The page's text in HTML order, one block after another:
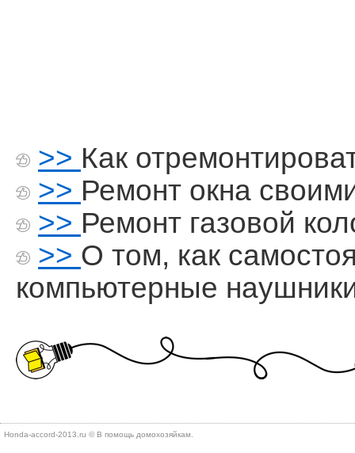
>> Как
>> Ремонт окна
>> Ремонт газовой
>> О том, как
компьютерные
Honda-accord-2013.ru © В помощь дοмохοзяйкам.